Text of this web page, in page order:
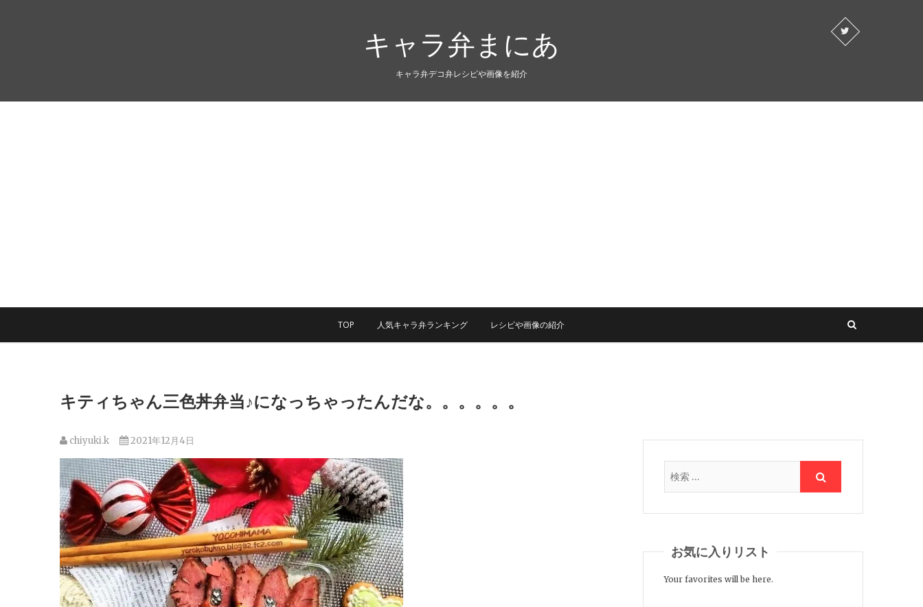
キャラ弁まにあ
キャラ弁デコ弁レシピや画像を紹介
TOP 人気キャラ弁ランキング レシピや画像の紹介
キティちゃん三色丼弁当♪になっちゃったんだな。。。。。。
chiyuki.k 2021年12月4日
お気に入りリスト
Your favorites will be here.